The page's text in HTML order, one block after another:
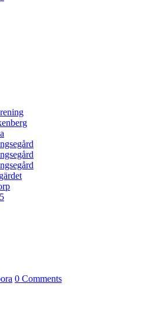
0 Comments